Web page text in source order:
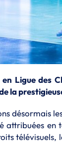
Ligue des
la
désormais
attribuées
télévisuels,